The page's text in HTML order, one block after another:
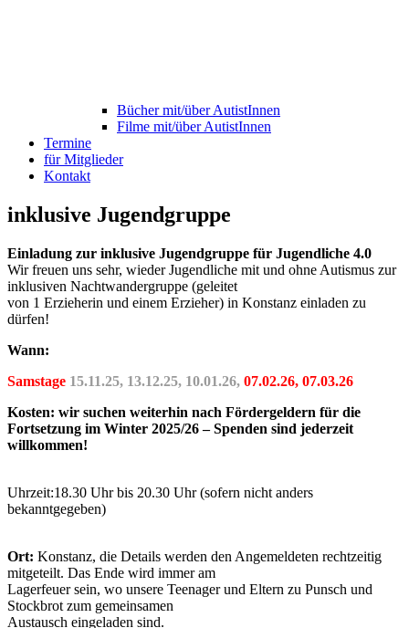
Bücher mit/über AutistInnen
Filme mit/über AutistInnen
Termine
für Mitglieder
Kontakt
inklusive Jugendgruppe
Einladung zur inklusive Jugendgruppe für Jugendliche 4.0
Wir freuen uns sehr, wieder Jugendliche mit und ohne Autismus zur
inklusiven Nachtwandergruppe (geleitet
von 1 Erzieherin und einem Erzieher) in Konstanz einladen zu
dürfen!
Wann:
Samstage 15.11.25, 13.12.25, 10.01.26, 07.02.26, 07.03.26
Kosten: wir suchen weiterhin nach Fördergeldern für die
Fortsetzung im Winter 2025/26 – Spenden sind jederzeit
willkommen!
Uhrzeit:18.30 Uhr bis 20.30 Uhr (sofern nicht anders
bekanntgegeben)
Ort: Konstanz, die Details werden den Angemeldeten rechtzeitig
mitgeteilt. Das Ende wird immer am
Lagerfeuer sein, wo unsere Teenager und Eltern zu Punsch und
Stockbrot zum gemeinsamen
Austausch eingeladen sind.